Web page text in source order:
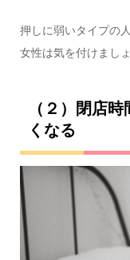
押しに弱いタイプの
女性は気を付けましょ
（２）閉店
くなる